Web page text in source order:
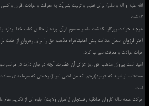
الله علیه و آله و سلم) برای تعلیم و تربیت بشریّت به معرفت و عبادت ,قرآن و کسی
گذاشت.
هرچند حوادث روزگار نگذاشت مفسّر معصومِ قرآن, پرده از حقایق کتاب خدا
اختر فرزوان آسمان هدایت پیش آمد,شاهراه مذهب حق را برای رهروانِ از خلقت
حیات عبادت و معرفت سیرآب کرد.
امید است پیروان مذهب حق روز عزای آن حضرت, آنچه در توان دارند در مراسم
مستجاب او شوند که فرمود((رحم الله من احیی امرنا)) رحمتی که سرمایه ی
است.
حرکت همه ساله کاروان صادقیه رفسنجان (راهیان ولایت) جلوه ای از تکریم مقام